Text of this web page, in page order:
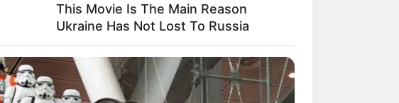
น ท่าน
วไปเจอ
การเงิน
This Movie Is The Main Reason
Ukraine Has Not Lost To Russia